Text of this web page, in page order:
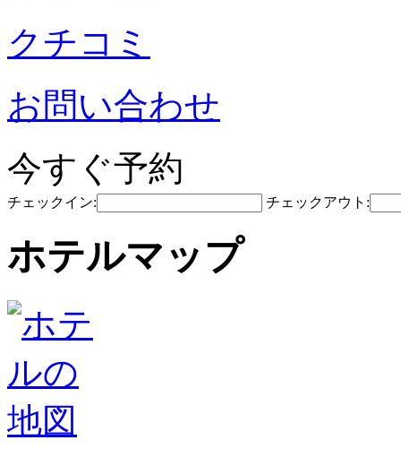
クチコミ
お問い合わせ
今すぐ予約
チェックイン: チェックアウト:
ホテルマップ